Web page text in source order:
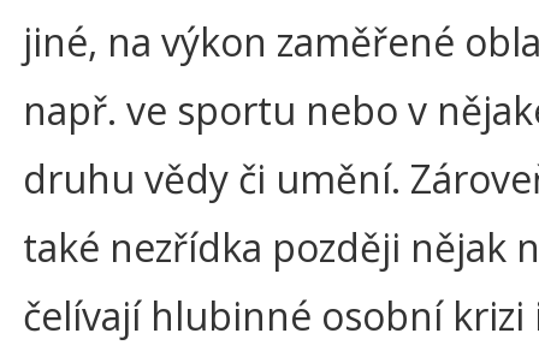
jiné, na výkon zaměřené
např. ve sportu nebo v
druhu vědy či umění.
také nezřídka později nějak
čelívají hlubinné osobní